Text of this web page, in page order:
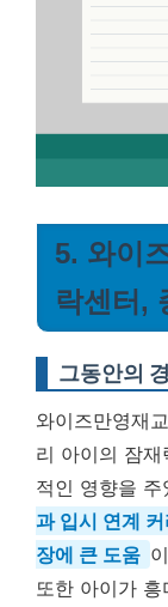
5. 와이
락센터,
그동안의
와이즈만영재
리 아이의 잠
적인 영향을 주
과 입시 연계
장에 큰 도움
또한 아이가